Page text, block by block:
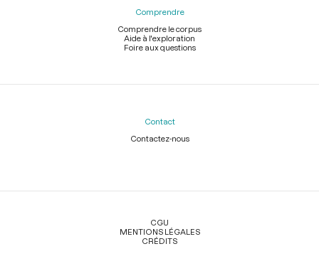
Comprendre
Comprendre le corpus
Aide à l'exploration
Foire aux questions
Contact
Contactez-nous
Légal
CGU
MENTIONS LÉGALES
CRÉDITS